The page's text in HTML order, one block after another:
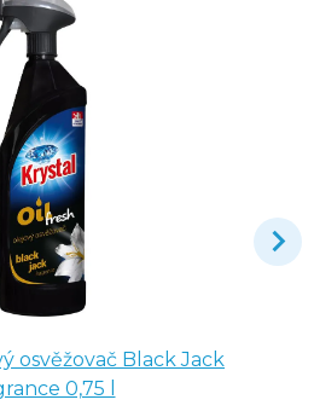
osvěžovač Black Jack
0,75 l